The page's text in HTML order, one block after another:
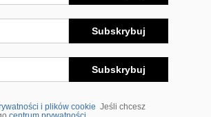
Subskrybuj
Subskrybuj
i plików cookie Jeśli chcesz